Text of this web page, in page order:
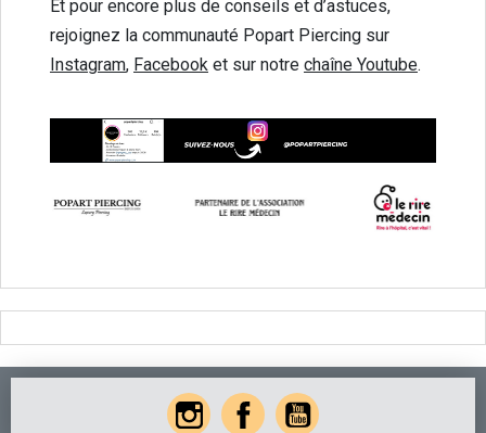
Et pour encore plus de conseils et d’astuces,
rejoignez la communauté Popart Piercing sur
Instagram, Facebook et sur notre chaîne Youtube.